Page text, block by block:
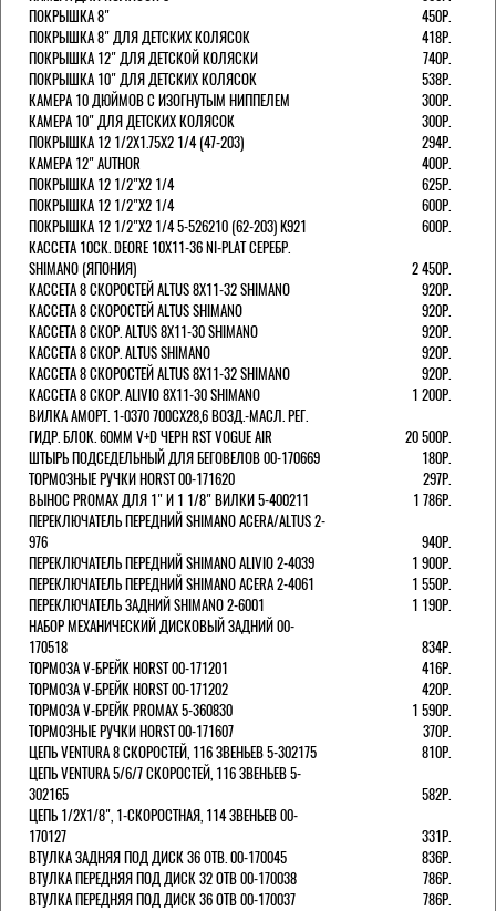
ПОКРЫШКА 8"
450Р.
ПОКРЫШКА 8" ДЛЯ ДЕТСКИХ КОЛЯСОК
418Р.
ПОКРЫШКА 12" ДЛЯ ДЕТСКОЙ КОЛЯСКИ
740Р.
ПОКРЫШКА 10" ДЛЯ ДЕТСКИХ КОЛЯСОК
538Р.
КАМЕРА 10 ДЮЙМОВ С ИЗОГНУТЫМ НИППЕЛЕМ
300Р.
КАМЕРА 10" ДЛЯ ДЕТСКИХ КОЛЯСОК
300Р.
ПОКРЫШКА 12 1/2X1.75X2 1/4 (47-203)
294Р.
КАМЕРА 12" AUTHOR
400Р.
ПОКРЫШКА 12 1/2"Х2 1/4
625Р.
ПОКРЫШКА 12 1/2"Х2 1/4
600Р.
ПОКРЫШКА 12 1/2"Х2 1/4 5-526210 (62-203) K921
600Р.
КАССЕТА 10СК. DEORE 10Х11-36 NI-PLAT СЕРЕБР.
SHIMANO (ЯПОНИЯ)
2 450Р.
КАССЕТА 8 СКОРОСТЕЙ ALTUS 8Х11-32 SHIMANO
920Р.
КАССЕТА 8 СКОРОСТЕЙ ALTUS SHIMANO
920Р.
КАССЕТА 8 СКОР. ALTUS 8Х11-30 SHIMANO
920Р.
КАССЕТА 8 СКОР. ALTUS SHIMANO
920Р.
КАССЕТА 8 СКОРОСТЕЙ ALTUS 8Х11-32 SHIMANO
920Р.
КАССЕТА 8 СКОР. ALIVIO 8Х11-30 SHIMANO
1 200Р.
ВИЛКА АМОРТ. 1-0370 700СХ28,6 ВОЗД.-МАСЛ. РЕГ.
ГИДР. БЛОК. 60ММ V+D ЧЕРН RST VOGUE AIR
20 500Р.
ШТЫРЬ ПОДСЕДЕЛЬНЫЙ ДЛЯ БЕГОВЕЛОВ 00-170669
180Р.
ТОРМОЗНЫЕ РУЧКИ HORST 00-171620
297Р.
ВЫНОС PROMAX ДЛЯ 1" И 1 1/8" ВИЛКИ 5-400211
1 786Р.
ПЕРЕКЛЮЧАТЕЛЬ ПЕРЕДНИЙ SHIMANO ACERA/ALTUS 2-
976
940Р.
ПЕРЕКЛЮЧАТЕЛЬ ПЕРЕДНИЙ SHIMANO ALIVIO 2-4039
1 900Р.
ПЕРЕКЛЮЧАТЕЛЬ ПЕРЕДНИЙ SHIMANO ACERA 2-4061
1 550Р.
ПЕРЕКЛЮЧАТЕЛЬ ЗАДНИЙ SHIMANO 2-6001
1 190Р.
НАБОР МЕХАНИЧЕСКИЙ ДИСКОВЫЙ ЗАДНИЙ 00-
170518
834Р.
ТОРМОЗА V-БРЕЙК HORST 00-171201
416Р.
ТОРМОЗА V-БРЕЙК HORST 00-171202
420Р.
ТОРМОЗА V-БРЕЙК PROMAX 5-360830
1 590Р.
ТОРМОЗНЫЕ РУЧКИ HORST 00-171607
370Р.
ЦЕПЬ VENTURA 8 СКОРОСТЕЙ, 116 ЗВЕНЬЕВ 5-302175
810Р.
ЦЕПЬ VENTURA 5/6/7 СКОРОСТЕЙ, 116 ЗВЕНЬЕВ 5-
302165
582Р.
ЦЕПЬ 1/2Х1/8", 1-СКОРОСТНАЯ, 114 ЗВЕНЬЕВ 00-
170127
331Р.
ВТУЛКА ЗАДНЯЯ ПОД ДИСК 36 ОТВ. 00-170045
836Р.
ВТУЛКА ПЕРЕДНЯЯ ПОД ДИСК 32 ОТВ 00-170038
786Р.
ВТУЛКА ПЕРЕДНЯЯ ПОД ДИСК 36 ОТВ 00-170037
786Р.